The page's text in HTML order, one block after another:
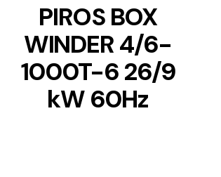
PIROS BOX
WINDER 4/6-
1000T-6 26/9
kW 60Hz